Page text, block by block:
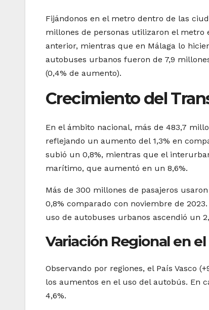
Fijándonos en el metro dentro de las
millones de personas utilizaron el metro
anterior, mientras que en Málaga lo
autobuses urbanos fueron de 7,9
(0,4% de aumento).
Crecimiento del
En el ámbito nacional, más de 483,7
reflejando un aumento del 1,3% en
subió un 0,8%, mientras que el
marítimo, que aumentó en un 8,6%.
Más de 300 millones de pasajeros
0,8% comparado con noviembre de
uso de autobuses urbanos ascendió un
Variación Regional en
Observando por regiones, el País Vasco
los aumentos en el uso del autobús. En
4,6%.